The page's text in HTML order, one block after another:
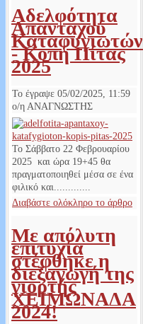
Αδελφότητα
Απανταχού
Καταφυγιωτών
- Κοπή Πίτας
2025
Το έγραψε 05/02/2025, 11:59
ο/η ΑΝΑΓΝΩΣΤΗΣ
Το Σάββατο 22 Φεβρουαρίου
2025 και ώρα 19+45 θα
πραγματοποιηθεί μέσα σε ένα
φιλικό και.............
Διαβάστε ολόκληρο το άρθρο
Με απόλυτη
επιτυχία
στέφθηκε η
διεξαγωγή της
γιορτής
ΧΕΙΜΩΝΑΔΑ
2024!